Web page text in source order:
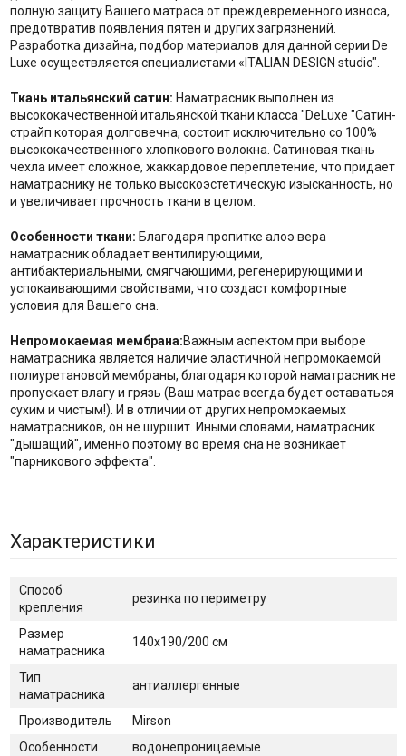
полную защиту Вашего матраса от преждевременного износа,
предотвратив появления пятен и других загрязнений.
Разработка дизайна, подбор материалов для данной серии De
Luxe осуществляется специалистами «ITALIAN DESIGN studio".
Ткань итальянский сатин: Наматрасник выполнен из
высококачественной итальянской ткани класса "DeLuxe "Сатин-
страйп которая долговечна, состоит исключительно со 100%
высококачественного хлопкового волокна. Сатиновая ткань
чехла имеет сложное, жаккардовое переплетение, что придает
наматраснику не только высокоэстетическую изысканность, но
и увеличивает прочность ткани в целом.
Особенности ткани: Благодаря пропитке алоэ вера
наматрасник обладает вентилирующими,
антибактериальными, смягчающими, регенерирующими и
успокаивающими свойствами, что создаст комфортные
условия для Вашего сна.
Непромокаемая мембрана:Важным аспектом при выборе
наматрасника является наличие эластичной непромокаемой
полиуретановой мембраны, благодаря которой наматрасник не
пропускает влагу и грязь (Ваш матрас всегда будет оставаться
сухим и чистым!). И в отличии от других непромокаемых
наматрасников, он не шуршит. Иными словами, наматрасник
"дышащий", именно поэтому во время сна не возникает
"парникового эффекта".
Характеристики
Способ
крепления
резинка по периметру
Размер
наматрасника
140х190/200 см
Тип
наматрасника
антиаллергенные
Производитель
Mirson
Особенности
водонепроницаемые